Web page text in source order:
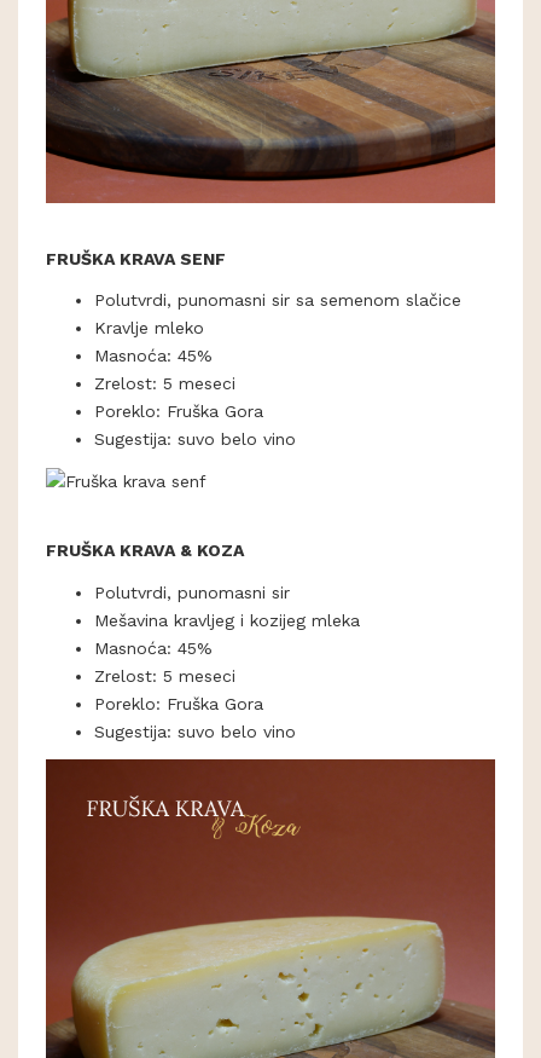
FRUŠKA KRAVA SENF
Polutvrdi, punomasni sir sa semenom slačice
Kravlje mleko
Masnoća: 45%
Zrelost: 5 meseci
Poreklo: Fruška Gora
Sugestija: suvo belo vino
FRUŠKA KRAVA & KOZA
Polutvrdi, punomasni sir
Mešavina kravljeg i kozijeg mleka
Masnoća: 45%
Zrelost: 5 meseci
Poreklo: Fruška Gora
Sugestija: suvo belo vino